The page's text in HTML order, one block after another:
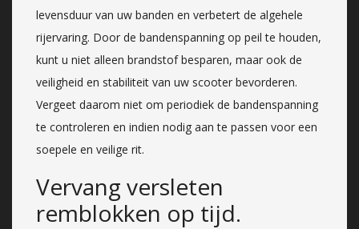
levensduur van uw banden en verbetert de algehele
rijervaring. Door de bandenspanning op peil te houden,
kunt u niet alleen brandstof besparen, maar ook de
veiligheid en stabiliteit van uw scooter bevorderen.
Vergeet daarom niet om periodiek de bandenspanning
te controleren en indien nodig aan te passen voor een
soepele en veilige rit.
Vervang versleten
remblokken op tijd.